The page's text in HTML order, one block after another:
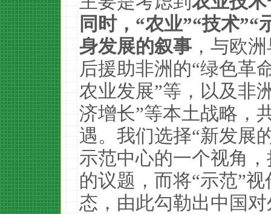
同时，“农业”“技术”“
身发展的叙事 ，与欧
后援助非洲的“绿色革
农业发展”等，以及非
济增长”等本土战略，
遇。我们选择“新发展
示范中心的一个视角
的议题，而将“示范”
态，由此勾勒出中国